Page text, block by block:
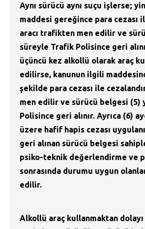
Aynı sürücü aynı suçu işlerse;
maddesi gereğince para cezası
aracı trafikten men edilir ve
süreyle Trafik Polisince geri
üçüncü kez alkollü olarak araç
edilirse, kanunun ilgili
şekilde para cezası ile
men edilir ve sürücü belgesi (5)
Polisince geri alınır. Ayrıca (6)
üzere hafif hapis cezası
geri alınan sürücü belgesi
psiko-teknik değerlendirme ve
sonrasında durumu uygun
edilir.
Alkollü araç kullanmaktan